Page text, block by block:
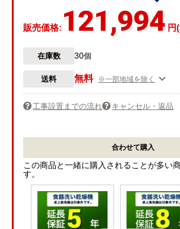
販売価格: 121,994 円
在庫数 30個
送料 無料 ※一部地域を除く
工事設置までの流れ キャンセル・返品
合わせて購入
この商品と一緒に購入されることが多い
す。